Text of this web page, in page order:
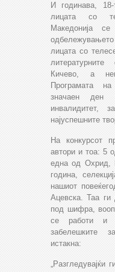
И годинава,
лицата со
Македонија
лицата со
Кичево, а
Програмата
значаен ден
инвалидитет,
најуспешните
На конкурсот
автори и тоа: 5
една од Охрид,
година,
нашиот
Ацевска. Таа ги
под шифра,
се работи и
забелешките
истакна:
„Разгледувајќи